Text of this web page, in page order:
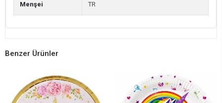
Menşei TR
Benzer Ürünler